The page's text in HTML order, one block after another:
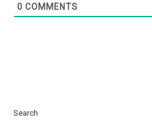
0 COMMENTS
Search